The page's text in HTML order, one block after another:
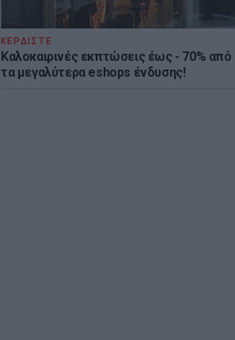
ΚΕΡΔΙΣΤΕ
Καλοκαιρινές εκπτώσεις έως - 70% από
τα μεγαλύτερα eshops ένδυσης!